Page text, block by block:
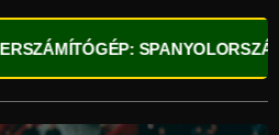
SPANYOLORSZÁG A